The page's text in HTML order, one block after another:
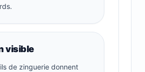
visible
de zinguerie donnent